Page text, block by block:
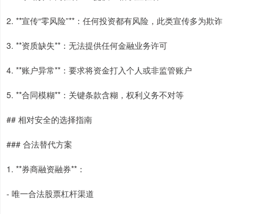
2. **宣传“零风险”**：任何投资都有风险，此类宣传多为欺诈
3. **资质缺失**：无法提供任何金融业务许可
4. **账户异常**：要求将资金打入个人或非监管账户
5. **合同模糊**：关键条款含糊，权利义务不对等
## 相对安全的选择指南
### 合法替代方案
1. **券商融资融券**：
- 唯一合法股票杠杆渠道